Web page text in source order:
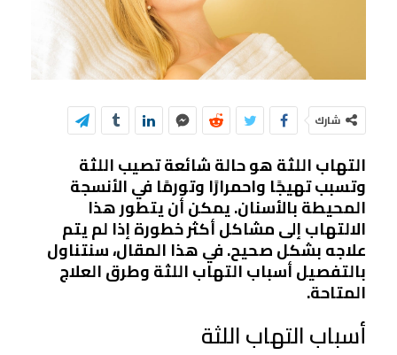
شارك
التهاب اللثة هو حالة شائعة تصيب اللثة
وتسبب تهيجًا واحمرارًا وتورمًا في الأنسجة
المحيطة بالأسنان. يمكن أن يتطور هذا
الالتهاب إلى مشاكل أكثر خطورة إذا لم يتم
علاجه بشكل صحيح. في هذا المقال، سنتناول
بالتفصيل أسباب التهاب اللثة وطرق العلاج
المتاحة.
أسباب التهاب اللثة